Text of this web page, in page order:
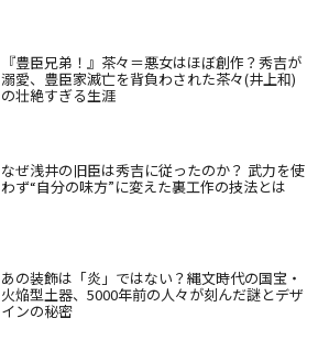
『豊臣兄弟！』茶々＝悪女はほぼ創作？秀吉が
溺愛、豊臣家滅亡を背負わされた茶々(井上和)
の壮絶すぎる生涯
なぜ浅井の旧臣は秀吉に従ったのか？ 武力を使
わず“自分の味方”に変えた裏工作の技法とは
あの装飾は「炎」ではない？縄文時代の国宝・
火焔型土器、5000年前の人々が刻んだ謎とデザ
インの秘密